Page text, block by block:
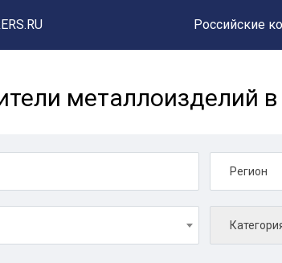
Российские
металлоизделий
Регион